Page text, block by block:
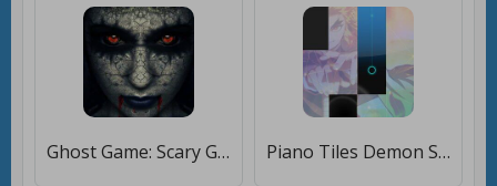
Ghost Game: Scary Ghost Killer [Много монет] Piano Tiles Demon Slayer Anime [Много монет]